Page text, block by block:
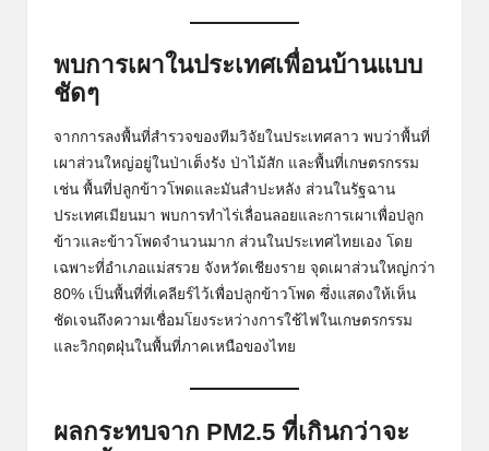
พบการเผาในประเทศเพื่อนบ้านแบบ
ชัดๆ
จากการลงพื้นที่สำรวจของทีมวิจัยในประเทศลาว พบว่าพื้นที่
เผาส่วนใหญ่อยู่ในป่าเต็งรัง ป่าไม้สัก และพื้นที่เกษตรกรรม
เช่น พื้นที่ปลูกข้าวโพดและมันสำปะหลัง ส่วนในรัฐฉาน
ประเทศเมียนมา พบการทำไร่เลื่อนลอยและการเผาเพื่อปลูก
ข้าวและข้าวโพดจำนวนมาก ส่วนในประเทศไทยเอง โดย
เฉพาะที่อำเภอแม่สรวย จังหวัดเชียงราย จุดเผาส่วนใหญ่กว่า
80% เป็นพื้นที่ที่เคลียร์ไว้เพื่อปลูกข้าวโพด ซึ่งแสดงให้เห็น
ชัดเจนถึงความเชื่อมโยงระหว่างการใช้ไฟในเกษตรกรรม
และวิกฤตฝุ่นในพื้นที่ภาคเหนือของไทย
ผลกระทบจาก PM2.5 ที่เกินกว่าจะ